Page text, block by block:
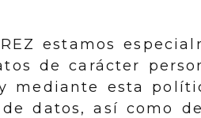
estamos
de carácter
mediante esta
datos, así como